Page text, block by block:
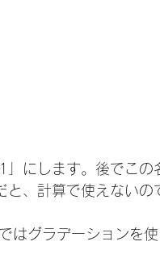
にします。後でこの
、計算で使えないの
グラデーションを使